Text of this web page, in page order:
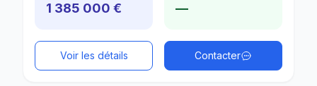
1 385 000 € —
Voir les détails Contacter